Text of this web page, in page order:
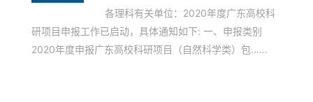
各理科有关单位：2020年度广东高校科
研项目申报工作已启动，具体通知如下: 一、申报类别
2020年度申报广东高校科研项目（自然科学类）包……